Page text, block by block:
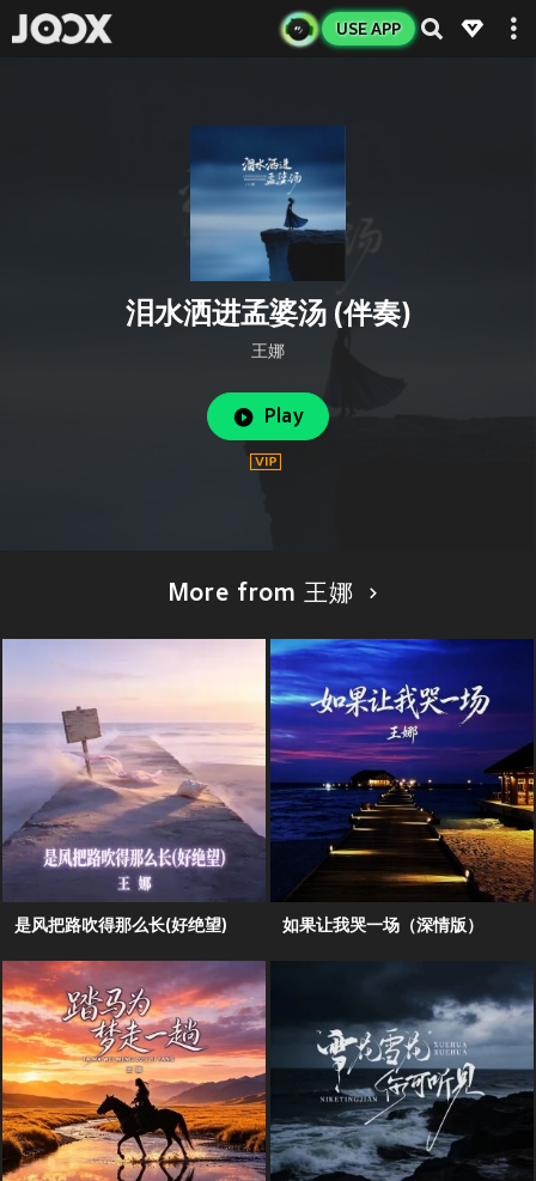
USE APP
泪水洒进孟婆汤 (伴奏)
王娜
Play
More from 王娜
是风把路吹得那么长(好绝望) 如果让我哭一场（深情版）